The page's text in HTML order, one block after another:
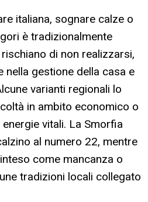
italiana, sognare calze o
è tradizionalmente
di non realizzarsi,
nella gestione della casa e
varianti regionali lo
in ambito economico o
vitali. La Smorfia
al numero 22, mentre
come mancanza o
tradizioni locali collegato